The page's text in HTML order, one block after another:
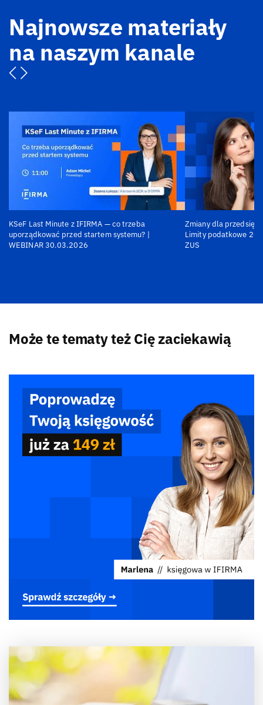
Najnowsze materiały
na naszym kanale
KSeF Last Minute z IFIRMA — co trzeba
uporządkować przed startem systemu? |
WEBINAR 30.03.2026
Zmiany dla
Limity podatkowe
ZUS
Może te tematy też Cię zaciekawią